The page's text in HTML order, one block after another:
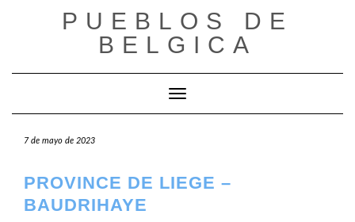
PUEBLOS DE
BELGICA
Cambiar modo de navegación
7 de mayo de 2023
PROVINCE DE LIEGE –
BAUDRIHAYE